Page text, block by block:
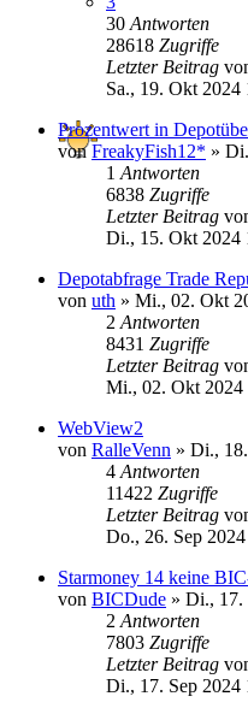
30 Antworten
28618 Zugriffe
Letzter Beitrag
Sa., 19. Okt 2024
Prozentwert in
vonFreakyFish12* »
1 Antworten
6838 Zugriffe
Letzter Beitrag
Di., 15. Okt 2024
Depotabfrage Trade
von uth » Mi., 02. Okt
2 Antworten
8431 Zugriffe
Letzter Beitrag
Mi., 02. Okt 2024
WebView2
von RalleVenn » Di.,
4 Antworten
11422 Zugriffe
Letzter Beitrag
Do., 26. Sep
Starmoney 14 keine
von BICDude » Di., 17.
2 Antworten
7803 Zugriffe
Letzter Beitrag
Di., 17. Sep 2024